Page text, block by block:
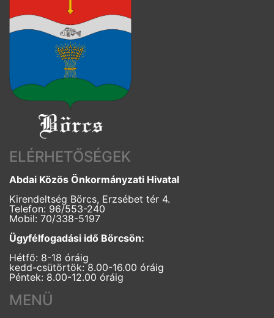
ELÉRHETŐSÉGEK
Abdai Közös Önkormányzati Hivatal
Kirendeltség Börcs, Erzsébet tér 4.
Telefon: 96/553-240
Mobil: 70/338-5197
Ügyfélfogadási idő Börcsön:
Hétfő: 8-18 óráig
kedd-csütörtök: 8.00-16.00 óráig
Péntek: 8.00-12.00 óráig
MENÜ